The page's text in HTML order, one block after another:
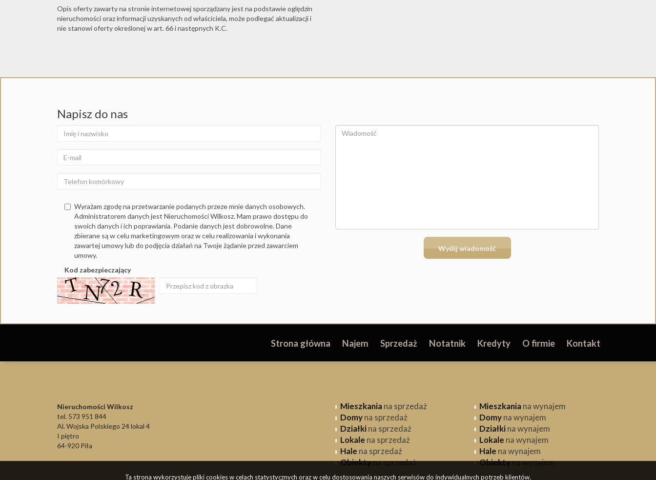
Opis oferty zawarty na stronie internetowej sporządzany jest na podstawie oględzin
nieruchomości oraz informacji uzyskanych od właściciela, może podlegać aktualizacji i
nie stanowi oferty określonej w art. 66 i następnych K.C.
Napisz do nas
Wyrażam zgodę na przetwarzanie podanych przeze mnie danych osobowych.
Administratorem danych jest Nieruchomości Wilkosz. Mam prawo dostępu do
swoich danych i ich poprawiania. Podanie danych jest dobrowolne. Dane
zbierane są w celu marketingowym oraz w celu realizowania i wykonania
zawartej umowy lub do podjęcia działań na Twoje żądanie przed zawarciem
umowy.
Kod zabezpieczający
Strona główna Najem Sprzedaż Notatnik Kredyty O firmie Kontakt
Nieruchomości Wilkosz
tel. 573 951 844
Al. Wojska Polskiego 24 lokal 4
I piętro
64-920 Piła
Mieszkaniana sprzedaż
Domyna sprzedaż
Działkina sprzedaż
Lokale na sprzedaż
Hale na sprzedaż
Obiektyna sprzedaż
Mieszkaniana wynajem
Domyna wynajem
Działkina wynajem
Lokale na wynajem
Hale na wynajem
Obiektyna wynajem
Ta strona wykorzystuje pliki cookies w celach statystycznych oraz w celu dostosowania naszych serwisów do indywidualnych potrzeb klientów.